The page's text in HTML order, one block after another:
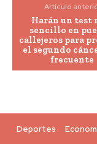
Artículo
Harán un test
sencillo en
callejeros para
el segundo
frecuente
Deportes